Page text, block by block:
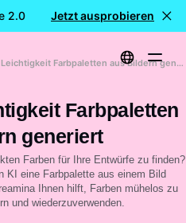
2.0 KOSTENLOSE
Jetzt ausprobieren
Wie man mit Leichtigkeit Farbpaletten aus Bildern generiert
Farbpaletten
generiert
Farben für Ihre Entwürfe zu finden?
KI eine Farbpalette aus einem Bild
Ihnen hilft, Farben mühelos zu
und wiederzuverwenden.